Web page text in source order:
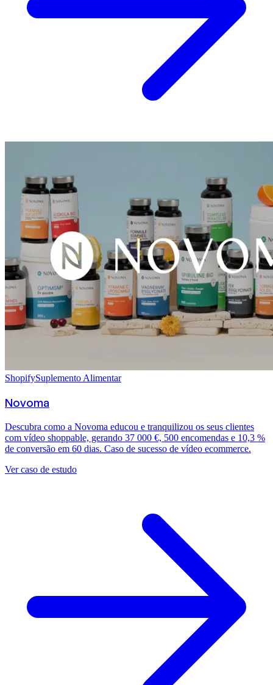
ShopifySuplemento Alimentar
Novoma
Descubra como a Novoma educou e tranquilizou os seus clientes
com vídeo shoppable, gerando 37 000 €, 500 encomendas e 10,3 %
de conversão em 60 dias. Caso de sucesso de vídeo ecommerce.
Ver caso de estudo